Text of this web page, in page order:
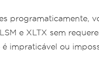
programaticamente,
e XLTX sem
impraticável ou